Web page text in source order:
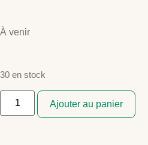
À venir
30 en stock
Ajouter au panier